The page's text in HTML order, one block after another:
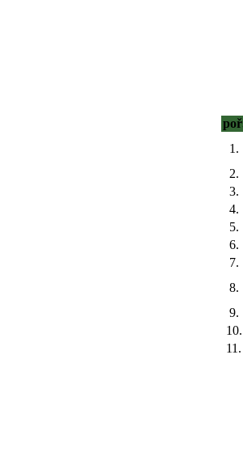
1.
2.
3.
4.
5.
6.
7.
8.
9.
10.
11.